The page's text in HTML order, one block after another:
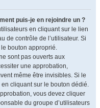
puis-je en rejoindre un ?
en cliquant sur le lien
de contrôle de l’utilisateur. Si
bouton approprié.
sont pas ouverts aux
une approbation,
même être invisibles. Si le
cliquant sur le bouton dédié.
vous devez cliquer
du groupe d’utilisateurs